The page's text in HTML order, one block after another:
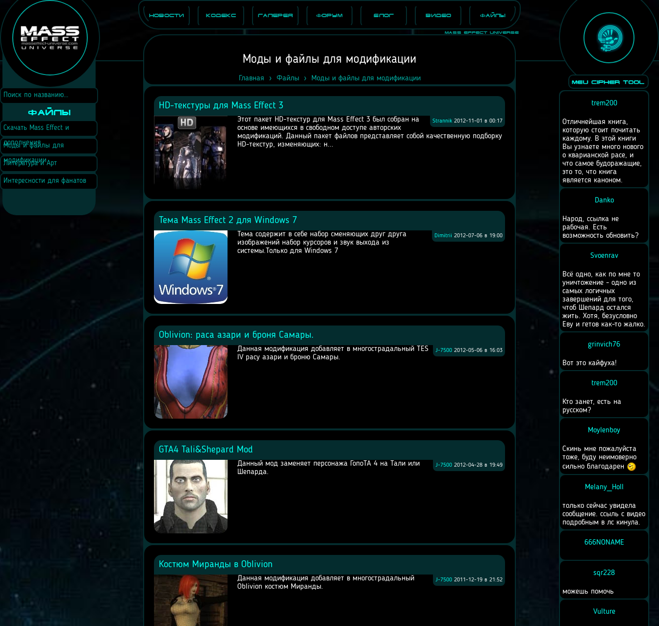
Mass Effect Universe
Новости Кодекс Галерея Форум Блог Видео Файлы
Главная Файлы Моды и файлы для модификации
Моды и файлы для модификации
HD-текстуры для Mass Effect 3
Strannik 2012-11-01 в 00:17
Этот пакет HD-текстур для Mass Effect 3 был собран на
основе имеющихся в свободном доступе авторских
модификаций. Данный пакет файлов представляет собой качественную подборку
HD-текстур, изменяющих: н...
Тема Mass Effect 2 для Windows 7
Dimitrii 2012-07-06 в 19:00
Тема содержит в себе набор сменяющих друг друга
изображений набор курсоров и звук выхода из
системы.Только для Windows 7
Oblivion: раса азари и броня Самары.
J-7500 2012-05-06 в 16:03
Данная модификация добавляет в многострадальный TES
IV расу азари и броню Самары.
GTA4 Tali&Shepard Mod
J-7500 2012-04-28 в 19:49
Данный мод заменяет персонажа ГопоТА 4 на Тали или
Шепарда.
Костюм Миранды в Oblivion
J-7500 2011-12-19 в 21:52
Данная модификация добавляет в многострадальный
Oblivion костюм Миранды.
Файлы
Скачать Mass Effect и
дополнения
Моды и файлы для
модификации
Литература и Арт
Интересности для фанатов
trem200
Отличнейшая книга,
которую стоит почитать
каждому. В этой книги
Вы узнаете много нового
о кварианской расе, и
что самое будоражащие,
это то, что книга
является каноном.
Danko
Народ, ссылка не
рабочая. Есть
возможность обновить?
Svoenrav
Всё одно, как по мне то
уничтожение - одно из
самых логичных
завершений для того,
чтоб Шепард остался
жить. Хотя, безусловно
Еву и гетов как-то жалко.
grinvich76
Вот это кайфуха!
trem200
Кто занет, есть на
русском?
Moylenboy
Скинь мне пожалуйста
тоже, буду неимоверно
сильно благодарен
Melany_Holl
только сейчас увидела
сообщение. ссыль с видео
подробным в лс кинула.
666NONAME
sqr228
можешь помочь
Vulture